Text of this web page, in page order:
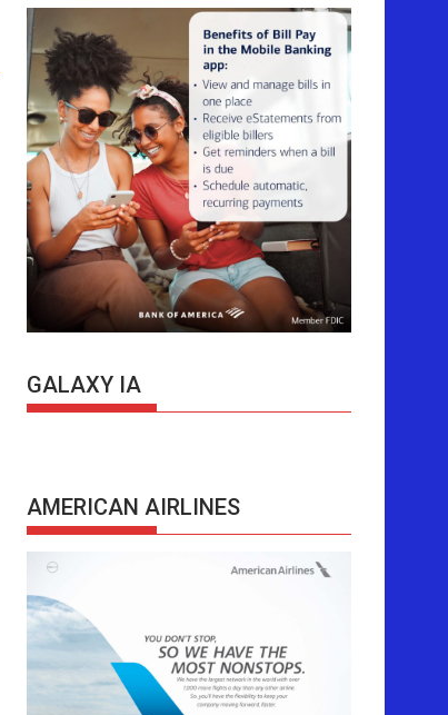
GALAXY IA
AMERICAN AIRLINES